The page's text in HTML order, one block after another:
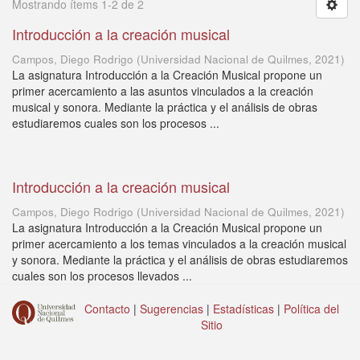
Mostrando ítems 1-2 de 2
Introducción a la creación musical
Campos, Diego Rodrigo (Universidad Nacional de Quilmes, 2021)
La asignatura Introducción a la Creación Musical propone un
primer acercamiento a las asuntos vinculados a la creación
musical y sonora. Mediante la práctica y el análisis de obras
estudiaremos cuales son los procesos ...
Introducción a la creación musical
Campos, Diego Rodrigo (Universidad Nacional de Quilmes, 2021)
La asignatura Introducción a la Creación Musical propone un
primer acercamiento a los temas vinculados a la creación musical
y sonora. Mediante la práctica y el análisis de obras estudiaremos
cuales son los procesos llevados ...
Contacto | Sugerencias | Estadísticas | Política del
Sitio